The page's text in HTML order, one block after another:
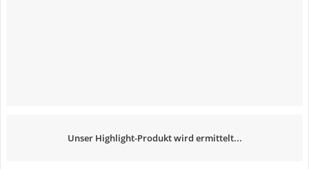
Unser Highlight-Produkt wird ermittelt...